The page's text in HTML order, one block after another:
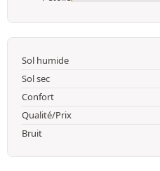
Sol humide
Sol sec
Confort
Qualité/Prix
Bruit